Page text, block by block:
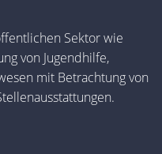
Sektor wie
von Jugendhilfe,
mit Betrachtung von